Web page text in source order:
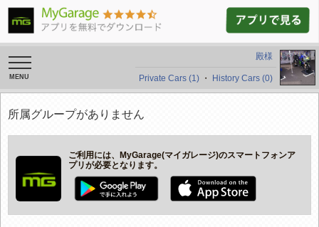
toggle
navigation
殿様
Private Cars (1) ・ History Cars (0)
所属グループがありません
ご利用には、MyGarage(マイガレージ)のスマートフォンア
プリが必要となります。